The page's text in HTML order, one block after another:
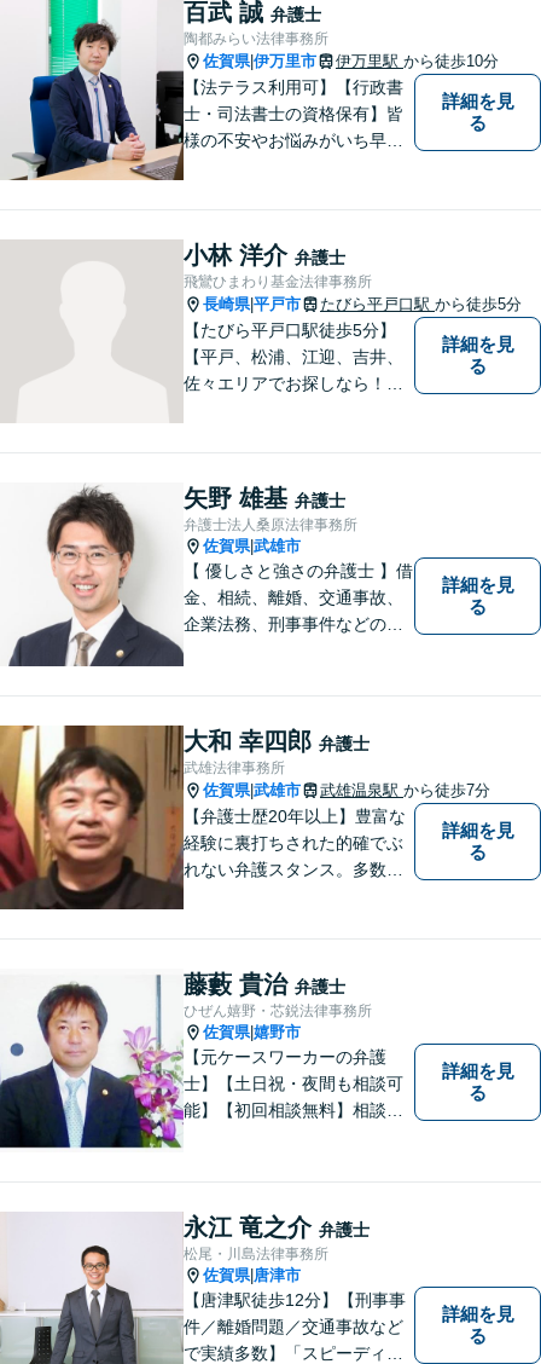
百武 誠 弁護士
陶都みらい法律事務所
佐賀県|伊万里市 伊万里駅 から徒歩10分
【法テラス利用可】【行政書
士・司法書士の資格保有】皆
様の不安やお悩みがいち早く
たします。また、依頼者様が
お悩みを話しやすい環境作り
を心がけております。
詳細を見
る
小林 洋介 弁護士
飛鸞ひまわり基金法律事務所
長崎県|平戸市 たびら平戸口駅 から徒歩5分
【たびら平戸口駅徒歩5分】
【平戸、松浦、江迎、吉井、
佐々エリアでお探しなら！】
ど、相談しやすい環境完備◎
地域の皆様のために活動する
弁護士。【駐車場あり】
詳細を見
る
矢野 雄基 弁護士
弁護士法人桑原法律事務所
佐賀県|武雄市
【 優しさと強さの弁護士 】借
金、相続、離婚、交通事故、
企業法務、刑事事件などのご
チーム体制による迅速で最適
なリーガルサービスを提供い
たします。
詳細を見
る
大和 幸四郎 弁護士
武雄法律事務所
佐賀県|武雄市 武雄温泉駅 から徒歩7分
【弁護士歴20年以上】豊富な
経験に裏打ちされた的確でぶ
れない弁護スタンス。多数の
法書士などとも連携しワンス
トップで解決。難事件には他
弁護士と協力も。元調停委
員。
詳細を見
る
藤藪 貴治 弁護士
ひぜん嬉野・芯鋭法律事務所
佐賀県|嬉野市
【元ケースワーカーの弁護
士】【土日祝・夜間も相談可
能】【初回相談無料】相談者
します。相続／離婚・男女問
題／交通事故／債務整理／労
働問題など幅広く対応可能で
す。
詳細を見
る
永江 竜之介 弁護士
松尾・川島法律事務所
佐賀県| 唐津市
【唐津駅徒歩12分】【刑事事
件／離婚問題／交通事故など
で実績多数】「スピーディで
詳細を見
る